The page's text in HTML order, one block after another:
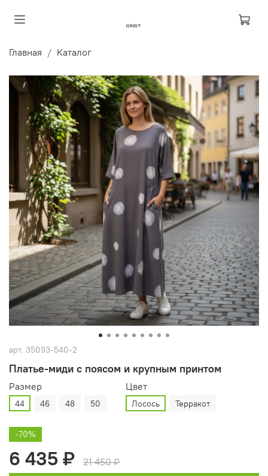
Главная Каталог
арт. 35093-540-2
Платье‑миди с поясом и крупным принтом
Размер
44 46 48 50
Цвет
Лосось Терракот
-70%
6 435 ₽
21 450 ₽